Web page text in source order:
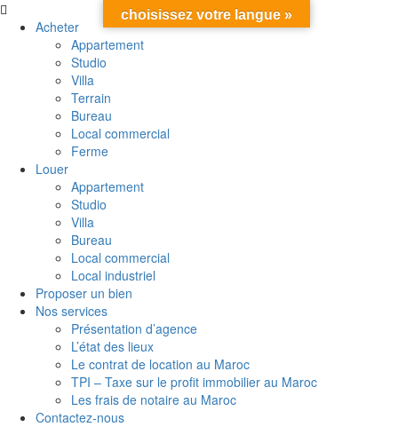
Acheter
Appartement
Studio
Villa
Terrain
Bureau
Local commercial
Ferme
Louer
Appartement
Studio
Villa
Bureau
Local commercial
Local industriel
Proposer un bien
Nos services
Présentation d’agence
L’état des lieux
Le contrat de location au Maroc
TPI – Taxe sur le profit immobilier au Maroc
Les frais de notaire au Maroc
Contactez-nous
choisissez votre langue »